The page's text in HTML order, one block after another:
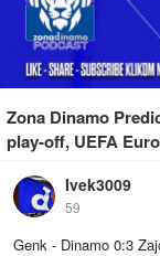
Zona Dinamo
play-off, UEFA
Ivek3009
59
Genk - Dinamo 0:3